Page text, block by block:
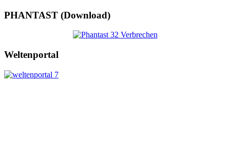
PHANTAST (Download)
Weltenportal